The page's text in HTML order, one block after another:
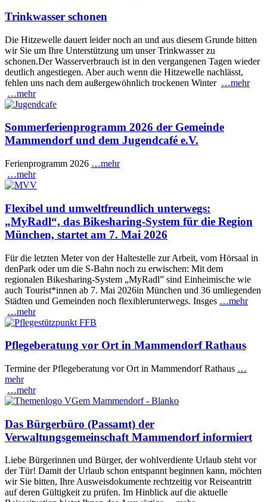
Trinkwasser schonen
Die Hitzewelle dauert leider noch an und aus diesem Grunde bitten
wir Sie um Ihre Unterstützung um unser Trinkwasser zu
schonen.Der Wasserverbrauch ist in den vergangenen Tagen wieder
deutlich angestiegen. Aber auch wenn die Hitzewelle nachlässt,
fehlen uns nach dem außergewöhnlich trockenen Winter …mehr
…mehr
Sommerferienprogramm 2026 der Gemeinde
Mammendorf und dem Jugendcafé e.V.
Ferienprogramm 2026 …mehr
…mehr
Flexibel und umweltfreundlich unterwegs:
„MyRadl“, das Bikesharing-System für die Region
München, startet am 7. Mai 2026
Für die letzten Meter von der Haltestelle zur Arbeit, vom Hörsaal in
denPark oder um die S-Bahn noch zu erwischen: Mit dem
regionalen Bikesharing-System „MyRadl” sind Einheimische wie
auch Tourist*innen ab 7. Mai 2026in München und 36 umliegenden
Städten und Gemeinden noch flexiblerunterwegs. Insges …mehr
…mehr
Pflegeberatung vor Ort in Mammendorf Rathaus
Termine der Pflegeberatung vor Ort in Mammendorf Rathaus …
mehr
…mehr
Das Bürgerbüro (Passamt) der
Verwaltungsgemeinschaft Mammendorf informiert
Liebe Bürgerinnen und Bürger, der wohlverdiente Urlaub steht vor
der Tür! Damit der Urlaub schon entspannt beginnen kann, möchten
wir Sie bitten, Ihre Ausweisdokumente rechtzeitig vor Reiseantritt
auf deren Gültigkeit zu prüfen. Im Hinblick auf die aktuelle